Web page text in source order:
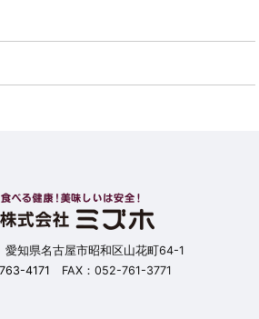
知県名古屋市昭和区山花町64-1
4171 FAX：052-761-3771